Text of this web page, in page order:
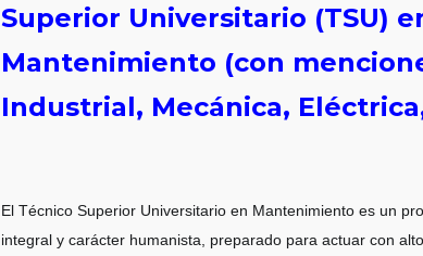
Superior Universitario (TSU)
Mantenimiento (con
Industrial, Mecánica,
El Técnico Superior Universitario en Mantenimiento es un
integral y carácter humanista, preparado para actuar con